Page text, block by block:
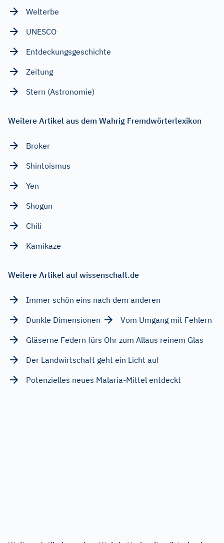
Welterbe
UNESCO
Entdeckungsgeschichte
Zeitung
Stern (Astronomie)
Weitere Artikel aus dem Wahrig Fremdwörterlexikon
Broker
Shintoismus
Yen
Shogun
Chili
Kamikaze
Weitere Artikel auf wissenschaft.de
Immer schön eins nach dem anderen
Dunkle Dimensionen
Vom Umgang mit Fehlern
Gläserne Federn fürs Ohr zum Allaus reinem Glas
Der Landwirtschaft geht ein Licht auf
Potenzielles neues Malaria-Mittel entdeckt